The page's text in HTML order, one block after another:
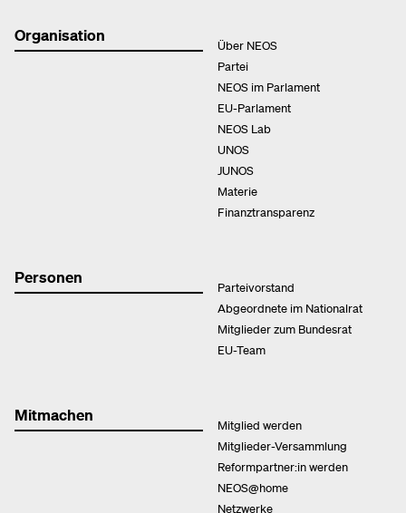
Organisation
Über NEOS
Partei
NEOS im Parlament
EU-Parlament
NEOS Lab
UNOS
JUNOS
Materie
Finanztransparenz
Personen
Parteivorstand
Abgeordnete im Nationalrat
Mitglieder zum Bundesrat
EU-Team
Mitmachen
Mitglied werden
Mitglieder-Versammlung
Reformpartner:in werden
NEOS@home
Netzwerke